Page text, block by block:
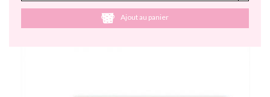
Ajout au panier